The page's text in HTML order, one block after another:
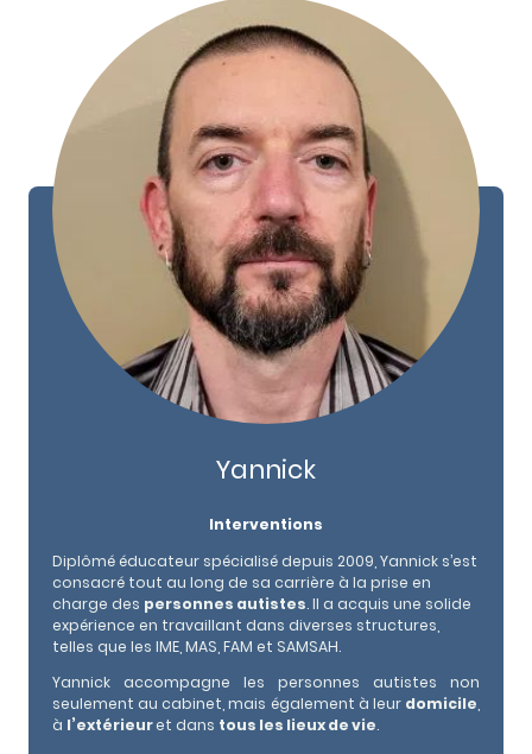
Yannick
Interventions
Diplômé éducateur spécialisé depuis 2009, Yannick s’est
consacré tout au long de sa carrière à la prise en
charge des personnes autistes. Il a acquis une solide
expérience en travaillant dans diverses structures,
telles que les IME, MAS, FAM et SAMSAH.
Yannick accompagne les personnes autistes non
seulement au cabinet, mais également à leur domicile
à l’extérieuret dans tous les lieux de vie.